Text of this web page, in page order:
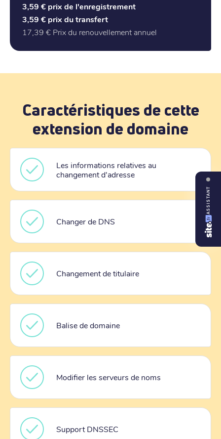
3,59 € prix de l'enregistrement
3,59 € prix du transfert
17,39 € Prix du renouvellement annuel
Caractéristiques de cette
extension de domaine
Les informations relatives au
changement d'adresse
Changer de DNS
Changement de titulaire
Balise de domaine
Modifier les serveurs de noms
Support DNSSEC
ASSISTANT